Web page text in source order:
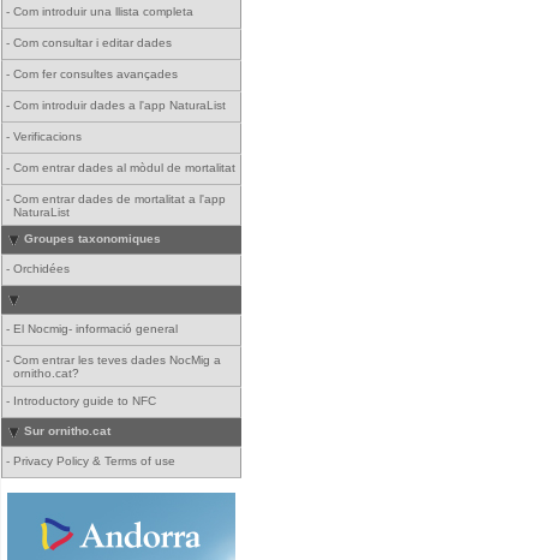
- Com introduir una llista completa
- Com consultar i editar dades
- Com fer consultes avançades
- Com introduir dades a l'app NaturaList
- Verificacions
- Com entrar dades al mòdul de mortalitat
- Com entrar dades de mortalitat a l'app
NaturaList
Groupes taxonomiques
- Orchidées
- El Nocmig- informació general
- Com entrar les teves dades NocMig a
ornitho.cat?
- Introductory guide to NFC
Sur ornitho.cat
- Privacy Policy & Terms of use